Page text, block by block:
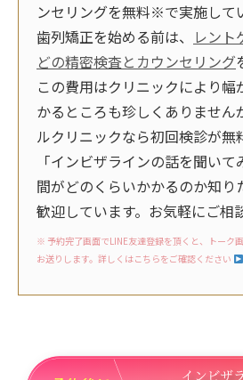
ンセリングを無料※で実施して
歯列矯正を始める前は、 レント
どの精密検査とカウンセリング
この費用はクリニックにより幅
かるところも珍しくありません
ルクリニックなら初回検診が無
「インビザラインの話を聞い
間がどのくらいかかるのか知り
歓迎しています。お気軽にご相
※ 予約完了画面でLINE友達登録を頂くと、トーク
お送りします。詳しくはこちらをご確認ください